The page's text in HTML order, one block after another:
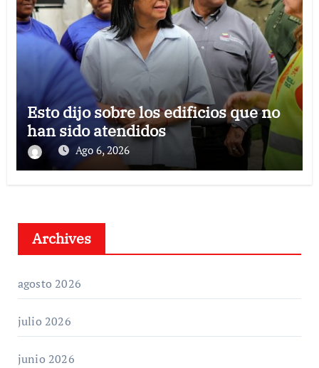
Esto dijo sobre los edificios que no
han sido atendidos
Ago 6, 2026
Archives
agosto 2026
julio 2026
junio 2026